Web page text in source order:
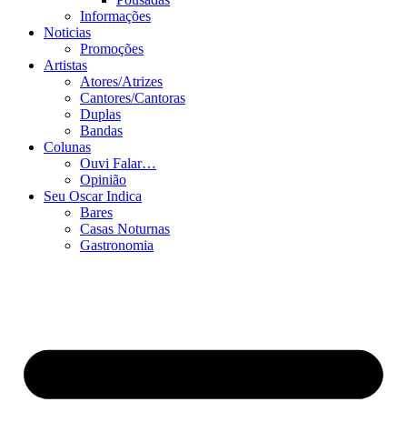
Informações
Noticias
Promoções
Artistas
Atores/Atrizes
Cantores/Cantoras
Duplas
Bandas
Colunas
Ouvi Falar…
Opinião
Seu Oscar Indica
Bares
Casas Noturnas
Gastronomia